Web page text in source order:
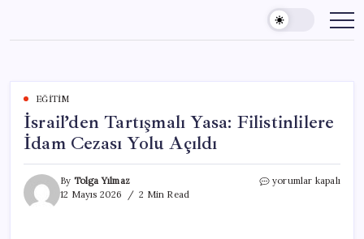
content
EĞITIM
İsrail’den Tartışmalı Yasa: Filistinlilere
İdam Cezası Yolu Açıldı
By Tolga Yılmaz
12 Mayıs 2026
2 Min Read
İsrail’den
yorumlar kapalı